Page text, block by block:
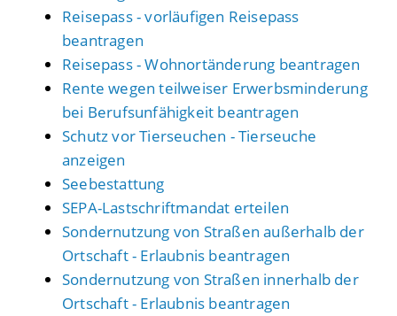
Reisepass - vorläufigen Reisepass
beantragen
Reisepass - Wohnortänderung beantragen
Rente wegen teilweiser Erwerbsminderung
bei Berufsunfähigkeit beantragen
Schutz vor Tierseuchen - Tierseuche
anzeigen
Seebestattung
SEPA-Lastschriftmandat erteilen
Sondernutzung von Straßen außerhalb der
Ortschaft - Erlaubnis beantragen
Sondernutzung von Straßen innerhalb der
Ortschaft - Erlaubnis beantragen